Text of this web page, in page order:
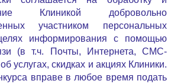
Клиникой добровольно
участником персональных
информирования с помощью
(в т.ч. Почты, Интернета, СМС-
услугах, скидках и акциях Клиники.
вправе в любое время подать